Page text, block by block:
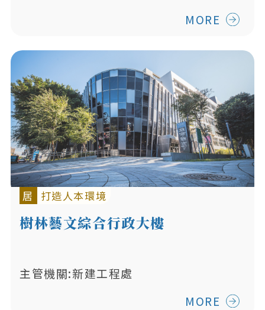
MORE
居 打造人本環境
樹林藝文綜合行政大樓
主管機關:新建工程處
MORE